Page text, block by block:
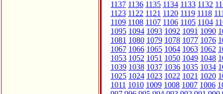
1137 1136 1135 1134 1133 1132
1123 1122 1121 1120 1119 1118
1109 1108 1107 1106 1105 1104
1095 1094 1093 1092 1091 1090
1081 1080 1079 1078 1077 1076
1067 1066 1065 1064 1063 1062
1053 1052 1051 1050 1049 1048
1039 1038 1037 1036 1035 1034
1025 1024 1023 1022 1021 1020
1011 1010 1009 1008 1007 1006